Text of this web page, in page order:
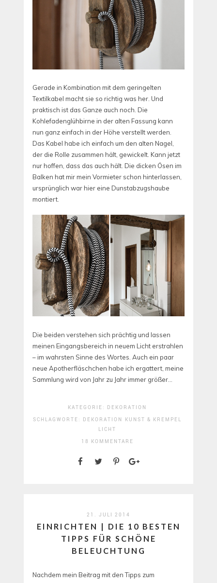
Gerade in Kombination mit dem geringelten
Textilkabel macht sie so richtig was her. Und
praktisch ist das Ganze auch noch. Die
Kohlefadenglühbirne in der alten Fassung kann
nun ganz einfach in der Höhe verstellt werden.
Das Kabel habe ich einfach um den alten Nagel,
der die Rolle zusammen hält, gewickelt. Kann jetzt
nur hoffen, dass das auch hält. Die dicken Ösen im
Balken hat mir mein Vormieter schon hinterlassen,
ursprünglich war hier eine Dunstabzugshaube
montiert.
Die beiden verstehen sich prächtig und lassen
meinen Eingangsbereich in neuem Licht erstrahlen
– im wahrsten Sinne des Wortes. Auch ein paar
neue Apotherfläschchen habe ich ergattert, meine
Sammlung wird von Jahr zu Jahr immer größer…
KATEGORIE: DEKORATION
SCHLAGWORTE: DEKORATION
KUNST & KREMPEL
LICHT
18 KOMMENTARE
21. JULI 2014
EINRICHTEN | DIE 10 BESTEN
TIPPS FÜR SCHÖNE
BELEUCHTUNG
Nachdem mein Beitrag mit den Tipps zum